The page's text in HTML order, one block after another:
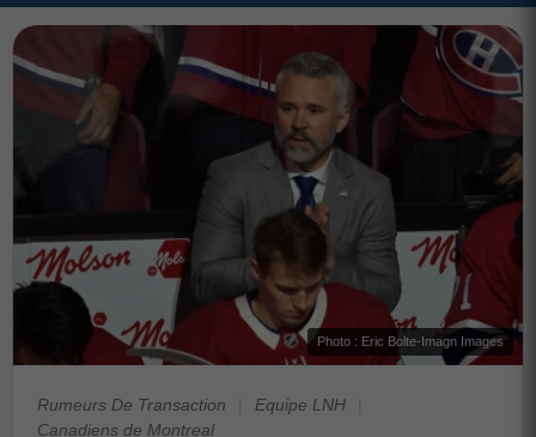
Photo : Eric Bolte-Imagn Images
Rumeurs De Transaction Equipe LNH
Canadiens de Montreal